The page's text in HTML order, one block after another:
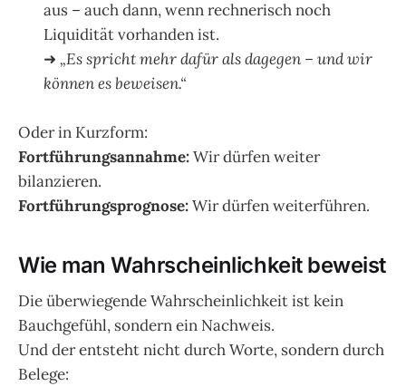
aus – auch dann, wenn rechnerisch noch
Liquidität vorhanden ist.
➜ „Es spricht mehr dafür als dagegen – und wir
können es beweisen.“
Oder in Kurzform:
Fortführungsannahme:Wir dürfen weiter
bilanzieren.
Fortführungsprognose:Wir dürfen weiterführen.
Wie man Wahrscheinlichkeit beweist
Die überwiegende Wahrscheinlichkeit ist kein
Bauchgefühl, sondern ein Nachweis.
Und der entsteht nicht durch Worte, sondern durch
Belege: